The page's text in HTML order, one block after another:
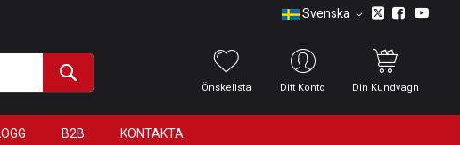
Svenska
Önskelista Ditt Konto Din Kundvagn
B2B KONTAKTA